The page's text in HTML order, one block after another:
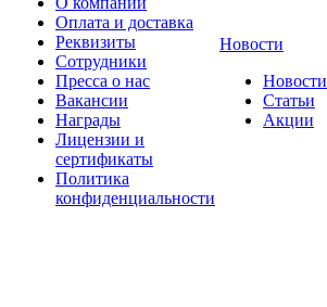
Оплата и доставка
Реквизиты
Сотрудники
Пресса о нас
Вакансии
Награды
Лицензии и
сертификаты
Политика
конфиденциальности
Новости
Новости
Статьи
Акции